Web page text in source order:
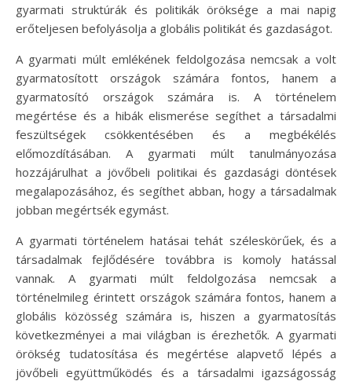
gyarmati struktúrák és politikák öröksége a mai napig
erőteljesen befolyásolja a globális politikát és gazdaságot.
A gyarmati múlt emlékének feldolgozása nemcsak a volt
gyarmatosított országok számára fontos, hanem a
gyarmatosító országok számára is. A történelem
megértése és a hibák elismerése segíthet a társadalmi
feszültségek csökkentésében és a megbékélés
előmozdításában. A gyarmati múlt tanulmányozása
hozzájárulhat a jövőbeli politikai és gazdasági döntések
megalapozásához, és segíthet abban, hogy a társadalmak
jobban megértsék egymást.
A gyarmati történelem hatásai tehát széleskörűek, és a
társadalmak fejlődésére továbbra is komoly hatással
vannak. A gyarmati múlt feldolgozása nemcsak a
történelmileg érintett országok számára fontos, hanem a
globális közösség számára is, hiszen a gyarmatosítás
következményei a mai világban is érezhetők. A gyarmati
örökség tudatosítása és megértése alapvető lépés a
jövőbeli együttműködés és a társadalmi igazságosság